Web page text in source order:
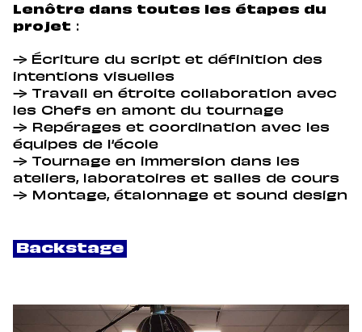
Lenôtre dans toutes les étapes du
projet :
→ Écriture du script et définition des
intentions visuelles
→ Travail en étroite collaboration avec
les Chefs en amont du tournage
→ Repérages et coordination avec les
équipes de l‘école
→ Tournage en immersion dans les
ateliers, laboratoires et salles de cours
→ Montage, étalonnage et sound design
Backstage